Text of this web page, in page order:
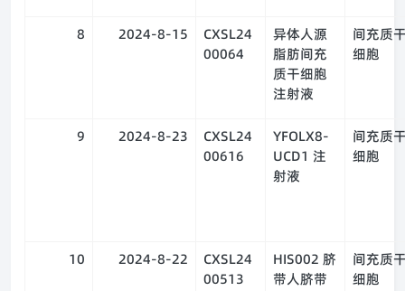
8 2024-8-15
CXSL24
00064
异体人源
脂肪间充
质干细胞
注射液
间充质
细胞
9 2024-8-23
CXSL24
00616
YFOLX8-
UCD1 注
射液
间充质
细胞
10 2024-8-22
CXSL24
00513
HIS002 脐
带人脐带
间充质
细胞